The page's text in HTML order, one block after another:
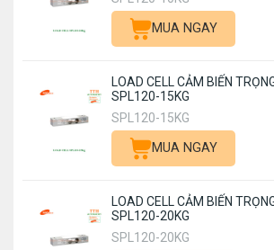
MUA NGAY
LOAD CELL CẢM BIẾN
SPL120-15KG
SPL120-15KG
MUA NGAY
LOAD CELL CẢM BIẾN
SPL120-20KG
SPL120-20KG